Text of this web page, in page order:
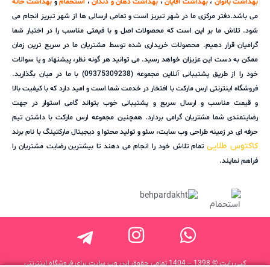
می باشد.دفتر مرکزی ما در شهر تبریز است و تمامی ارسالی ها از شهر تبریز انجام می
شود. تلاش ما بر این است که محصولات اصل و با قیمتی مناسب را در اختیار شما
گرامیان قرار دهیم. محصولات خریداری شده توسط مشتریان ما در سریع ترین زمان
ممکن به دست این عزیزان خواهد رسید. می توانید هر گونه نظر، پیشنهاد و یا سوالات
خود را از طریق پشتیبانی آنلاین مجموعه (09375309238) با ما در میان بگذارید.
فروشگاه اینترنتی ارس مارکت با افتخار در خدمت شما است و امید دارد که با کیفیت بالا
و قیمت مناسب و ارسال سریع و پشتیبانی خوب بتواند گامی استوار در جهت
رضایتمندی شما مشتریان گرامی بردارد. همچنین مجموعه ارس مارکت با داشتن تیم
حرفه ای در زمینه طراحی وب سایت، سئو و تولید محتوا و دیجیتال مارکتینگ با نام برند
کاکتوس طلاییتمام تلاش خود را انجام می دهند تا بیشترین رضایت مشتریان را
فراهم نمایند.
کپی رایت © 1398 – 1404 تمامی حقوق این وب سایت برای فروشگاه اینترنتی